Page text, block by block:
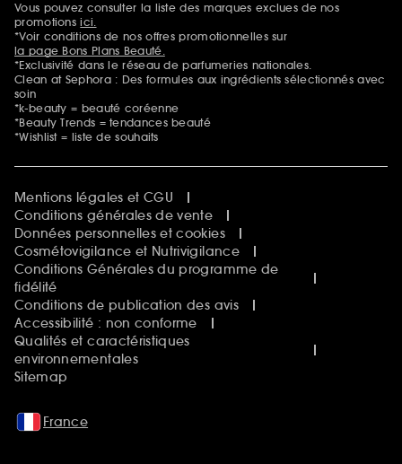
Mentions additionnelles
Vous pouvez consulter la liste des marques exclues de nos
promotionsici.
*Voir conditions de nos offres promotionnelles sur
la page Bons Plans Beauté.
*Exclusivité dans le réseau de parfumeries nationales.
Clean at Sephora : Des formules aux ingrédients sélectionnés avec
soin
*k-beauty = beauté coréenne
*Beauty Trends = tendances beauté
*Wishlist = liste de souhaits
Mentions légales et CGU
Conditions générales de vente
Données personnelles et cookies
Cosmétovigilance et Nutrivigilance
Conditions Générales du programme de
fidélité
Conditions de publication des avis
Accessibilité : non conforme
Qualités et caractéristiques
environnementales
Sitemap
France